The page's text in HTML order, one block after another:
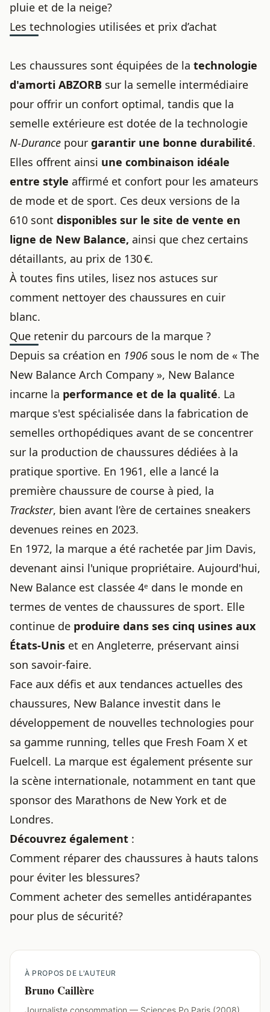
pluie et de la neige?
Les technologies utilisées et prix d’achat
Les chaussures sont équipées de la technologie
d'amorti ABZORB sur la semelle intermédiaire
pour offrir un confort optimal, tandis que la
semelle extérieure est dotée de la technologie
N-Durance pour garantir une bonne durabilité.
Elles offrent ainsi une combinaison idéale
entre style affirmé et confort pour les amateurs
de mode et de sport. Ces deux versions de la
610 sont disponibles sur le site de vente en
ligne de New Balance, ainsi que chez certains
détaillants, au prix de 130 €.
À toutes fins utiles, lisez nos astuces sur
comment nettoyer des chaussures en cuir
blanc.
Que retenir du parcours de la marque ?
Depuis sa création en 1906 sous le nom de « The
New Balance Arch Company », New Balance
incarne la performance et de la qualité. La
marque s'est spécialisée dans la fabrication de
semelles orthopédiques avant de se concentrer
sur la production de chaussures dédiées à la
pratique sportive. En 1961, elle a lancé la
première chaussure de course à pied, la
Trackster, bien avant l’ère de certaines sneakers
devenues reines en 2023.
En 1972, la marque a été rachetée par Jim Davis,
devenant ainsi l'unique propriétaire. Aujourd'hui,
New Balance est classée 4ᵉ dans le monde en
termes de ventes de chaussures de sport. Elle
continue de produire dans ses cinq usines aux
États-Unis et en Angleterre, préservant ainsi
son savoir-faire.
Face aux défis et aux tendances actuelles des
chaussures, New Balance investit dans le
développement de nouvelles technologies pour
sa gamme running, telles que Fresh Foam X et
Fuelcell. La marque est également présente sur
la scène internationale, notamment en tant que
sponsor des Marathons de New York et de
Londres.
Découvrez également :
Comment réparer des chaussures à hauts talons
pour éviter les blessures?
Comment acheter des semelles antidérapantes
pour plus de sécurité?
À PROPOS DE L'AUTEUR
Bruno Caillère
Journaliste consommation — Sciences Po Paris (2008),